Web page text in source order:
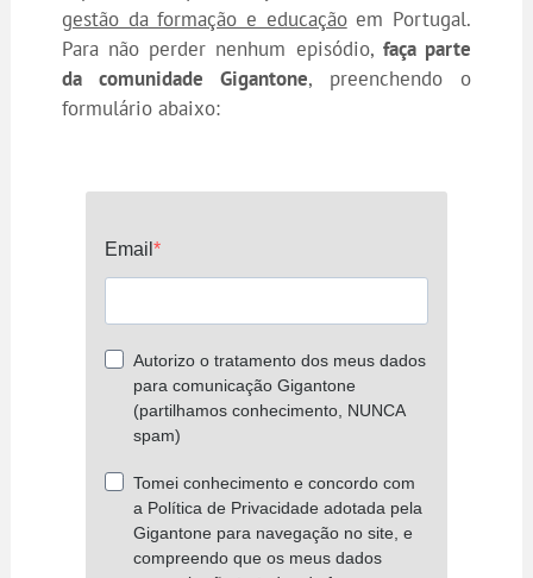
gestão da formação e educaçãoem Portugal.
Para não perder nenhum episódio, faça parte
da comunidade Gigantone, preenchendo o
formulário abaixo: